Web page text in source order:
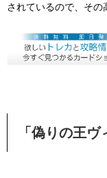
されているので、その
「偽りの王